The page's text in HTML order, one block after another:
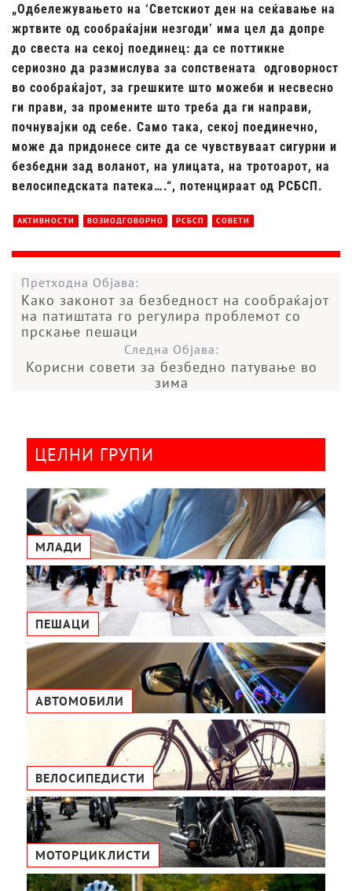
„Одбележувањето на ‘Светскиот ден на сеќавање на
жртвите од сообраќајни незгоди’ има цел да допре
до свеста на секој поединец: да се поттикне
сериозно да размислува за сопствената одговорност
во сообраќајот, за грешките што можеби и несвесно
ги прави, за промените што треба да ги направи,
почнувајки од себе. Само така, секој поединечно,
може да придонесе сите да се чувствуваат сигурни и
безбедни зад воланот, на улицата, на тротоарот, на
велосипедската патека….“, потенцираат од РСБСП.
АКТИВНОСТИ ВОЗИОДГОВОРНО РСБСП СОВЕТИ
Претходна Објава:
Како законот за безбедност на сообраќајот
на патиштата го регулира проблемот со
прскање пешаци
Следна Објава:
Корисни совети за безбедно патување во
зима
ЦЕЛНИ ГРУПИ
МЛАДИ
ПЕШАЦИ
АВТОМОБИЛИ
ВЕЛОСИПЕДИСТИ
МОТОРЦИКЛИСТИ